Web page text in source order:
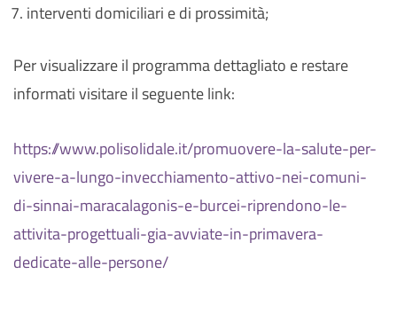
interventi domiciliari e di prossimità;
Per visualizzare il programma dettagliato e restare
informati visitare il seguente link:
https://www.polisolidale.it/promuovere-la-salute-per-
vivere-a-lungo-invecchiamento-attivo-nei-comuni-
di-sinnai-maracalagonis-e-burcei-riprendono-le-
attivita-progettuali-gia-avviate-in-primavera-
dedicate-alle-persone/